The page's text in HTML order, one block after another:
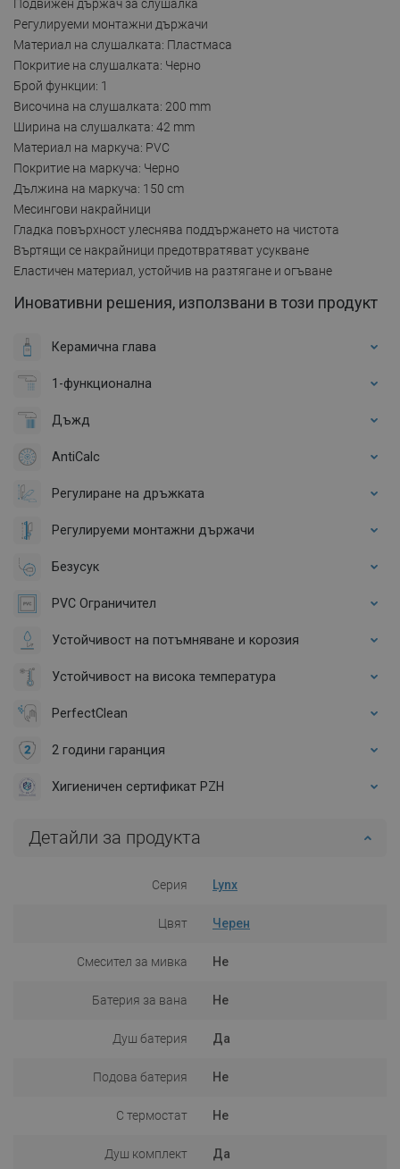
Подвижен държач за слушалка
Регулируеми монтажни държачи
Материал на слушалката: Пластмаса
Покритие на слушалката: Черно
Брой функции: 1
Височина на слушалката: 200 mm
Ширина на слушалката: 42 mm
Материал на маркуча: PVC
Покритие на маркуча: Черно
Дължина на маркуча: 150 cm
Месингови накрайници
Гладка повърхност улеснява поддържането на чистота
Въртящи се накрайници предотвратяват усукване
Еластичен материал, устойчив на разтягане и огъване
Иновативни решения, използвани в този продукт
Керамична глава
1-функционална
Дъжд
AntiCalc
Регулиране на дръжката
Регулируеми монтажни държачи
Безусук
PVC Ограничител
Устойчивост на потъмняване и корозия
Устойчивост на висока температура
PerfectClean
2 години гаранция
Хигиеничен сертификат PZH
Детайли за продукта
Серия Lynx
Цвят Черен
Смесител за мивка Не
Батерия за вана Не
Душ батерия Да
Подова батерия Не
С термостат Не
Душ комплект Да